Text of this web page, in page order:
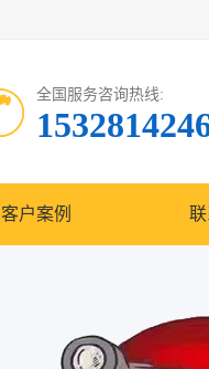
全国服务咨询热线:
客户案例